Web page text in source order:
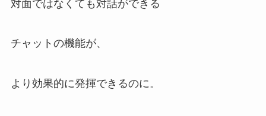
対面ではなくても対話ができる
チャットの機能が、
より効果的に発揮できるのに。